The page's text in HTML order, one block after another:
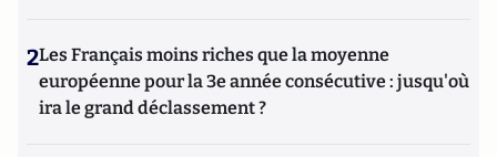
2Les Français moins riches que la moyenne
européenne pour la 3e année consécutive : jusqu'où
ira le grand déclassement ?